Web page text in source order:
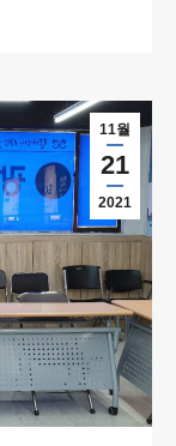
11월
21
2021